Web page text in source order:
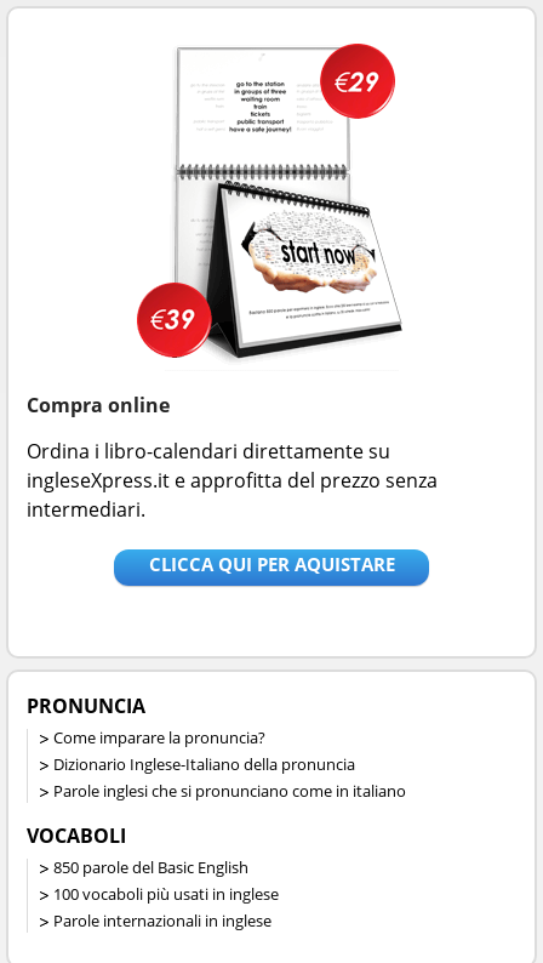
Compra online
Ordina i libro-calendari direttamente su
ingleseXpress.it e approfitta del prezzo senza
intermediari.
CLICCA QUI PER AQUISTARE
PRONUNCIA
Come imparare la pronuncia?
Dizionario Inglese-Italiano della pronuncia
Parole inglesi che si pronunciano come in italiano
VOCABOLI
850 parole del Basic English
100 vocaboli più usati in inglese
Parole internazionali in inglese